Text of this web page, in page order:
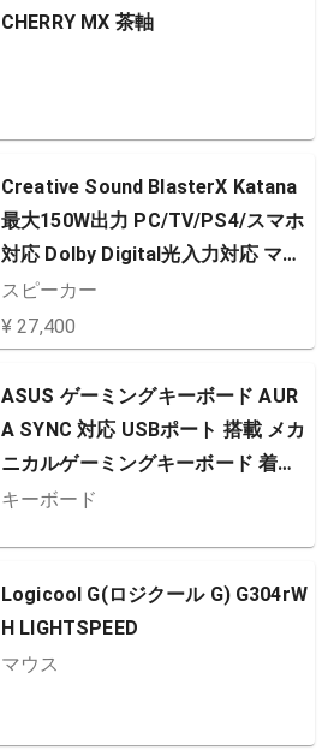
CHERRY MX 茶軸
Creative Sound BlasterX Katana
最大150W出力 PC/TV/PS4/スマホ
対応 Dolby Digital光入力対応 マル
チメディアスピーカー SBX-KTN
スピーカー
¥ 27,400
ASUS ゲーミングキーボード AUR
A SYNC 対応 USBポート 搭載 メカ
ニカルゲーミングキーボード 着脱
式 リストレスト XA01 ROG STRIX
キーボード
Logicool G(ロジクール G) G304rW
H LIGHTSPEED
マウス